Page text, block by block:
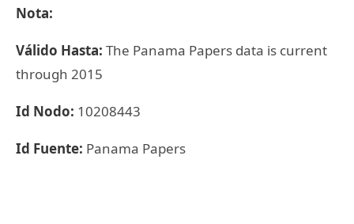
Nota:
Válido Hasta: The Panama Papers data is current
through 2015
Id Nodo: 10208443
Id Fuente: Panama Papers